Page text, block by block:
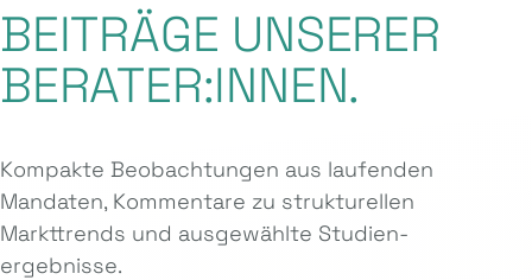
BEITRÄGE UNSERER
BERATER:INNEN.
Kompakte Beobachtungen aus laufenden
Mandaten, Kommentare zu strukturellen
Markttrends und ausgewählte Studien­
ergebnisse.